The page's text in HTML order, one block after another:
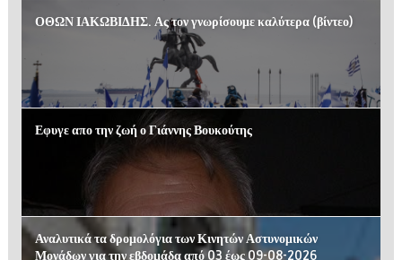
ΟΘΩΝ ΙΑΚΩΒΙΔΗΣ. Ας τον γνωρίσουμε καλύτερα (βίντεο)
Εφυγε απο την ζωή ο Γιάννης Βουκούτης
Αναλυτικά τα δρομολόγια των Κινητών Αστυνομικών
Μονάδων για την εβδομάδα από 03 έως 09-08-2026